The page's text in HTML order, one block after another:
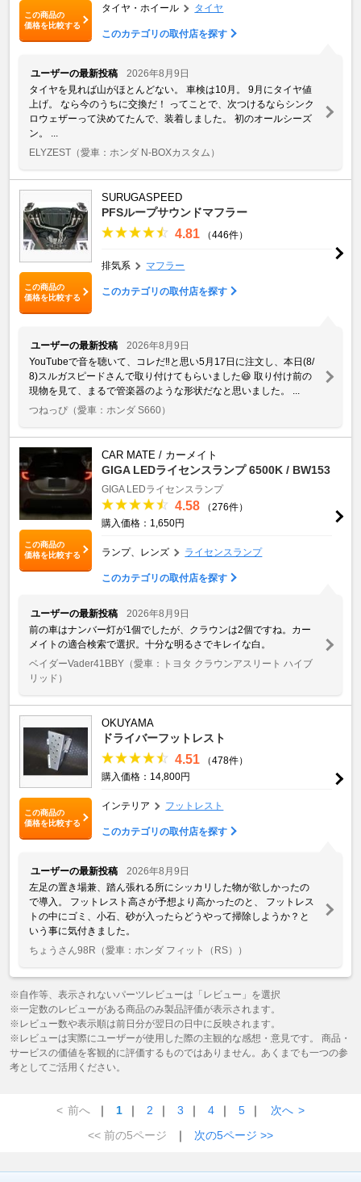
この商品の
価格を比較する
タイヤ・ホイール タイヤ
このカテゴリの取付店を探す
ユーザーの最新投稿
2026年8月9日
タイヤを見れば山がほとんどない。 車検は10月。 9月にタイヤ値
上げ。 なら今のうちに交換だ！ ってことで、次つけるならシンク
ロウェザーって決めてたんで、装着しました。 初のオールシーズ
ン。 ...
ELYZEST （愛車：ホンダ N-BOXカスタム）
この商品の
価格を比較する
SURUGASPEED
PFSループサウンドマフラー
4.81 （446件）
排気系 マフラー
このカテゴリの取付店を探す
ユーザーの最新投稿
2026年8月9日
YouTubeで音を聴いて、コレだ‼️と思い5月17日に注文し、本日(8/
8)スルガスピードさんで取り付けてもらいました😆 取り付け前の
現物を見て、まるで管楽器のような形状だなと思いました。 ...
つねっぴ（愛車：ホンダ S660）
この商品の
価格を比較する
CAR MATE / カーメイト
GIGA LEDライセンスランプ 6500K / BW153
GIGA LEDライセンスランプ
4.58
（276件）
購入価格：1,650円
ランプ、レンズ ライセンスランプ
このカテゴリの取付店を探す
ユーザーの最新投稿
2026年8月9日
前の車はナンバー灯が1個でしたが、クラウンは2個ですね。カー
メイトの適合検索で選択。十分な明るさでキレイな白。
ベイダーVader41BBY （愛車：トヨタ クラウンアスリート ハイブ
リッド）
この商品の
価格を比較する
OKUYAMA
ドライバーフットレスト
4.51
（478件）
購入価格：14,800円
インテリア フットレスト
このカテゴリの取付店を探す
ユーザーの最新投稿
2026年8月9日
左足の置き場兼、踏ん張れる所にシッカリした物が欲しかったの
で導入。 フットレスト高さが予想より高かったのと、 フットレス
トの中にゴミ、小石、砂が入ったらどうやって掃除しようか？と
いう事に気付きました。
ちょうさん98R （愛車：ホンダ フィット（RS））
※自作等、表示されないパーツレビューは「レビュー」を選択
※一定数のレビューがある商品のみ製品評価が表示されます。
※レビュー数や表示順は前日分が翌日の日中に反映されます。
※レビューは実際にユーザーが使用した際の主観的な感想・意見です。 商品・
サービスの価値を客観的に評価するものではありません。あくまでも一つの参
考としてご活用ください。
< 前へ ｜ 1 ｜ 2 ｜ 3 ｜ 4 ｜ 5 ｜ 次へ >
<< 前の5ページ
｜ 次の5ページ >>